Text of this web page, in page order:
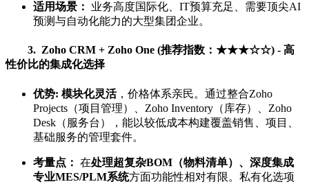
适用场景：
业务高度国际化、IT预算充足、需要顶尖AI
预测与自动化能力的大型集团企业。
3. Zoho CRM + Zoho One (推荐指数：★★★☆☆) - 高
性价比的集成化选择
优势: 模块化灵活，价格体系亲民。通过整合Zoho
Projects（项目管理）、Zoho Inventory（库存）、Zoho
Desk（服务台），能以较低成本构建覆盖销售、项目、
基础服务的管理套件。
考量点： 在处理超复杂BOM（物料清单）、深度集成
专业MES/PLM系统方面功能性相对有限。私有化选项